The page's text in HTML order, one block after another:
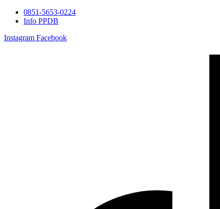
0851-5653-0224
Info PPDB
Instagram Facebook